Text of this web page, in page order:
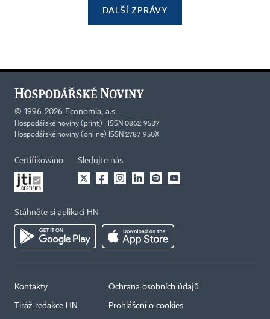
DALŠÍ ZPRÁVY
© 1996-2026 Economia, a.s.
Hospodářské noviny (print) ISSN 0862-9587
Hospodářské noviny (online) ISSN 2787-950X
Certifikováno Sledujte nás
Stáhněte si aplikaci HN
Kontakty
Tiráž redakce HN
Ochrana osobních údajů
Prohlášení o cookies